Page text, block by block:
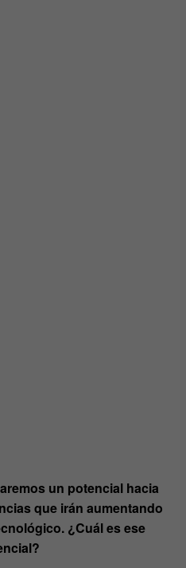
un potencial hacia
que irán aumentando
¿Cuál es ese